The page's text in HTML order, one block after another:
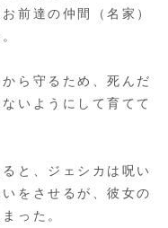
前達の仲間（名家）
ら守るため、死んだ
いようにして育てて
と、ジェシカは呪い
をさせるが、彼女の
った。